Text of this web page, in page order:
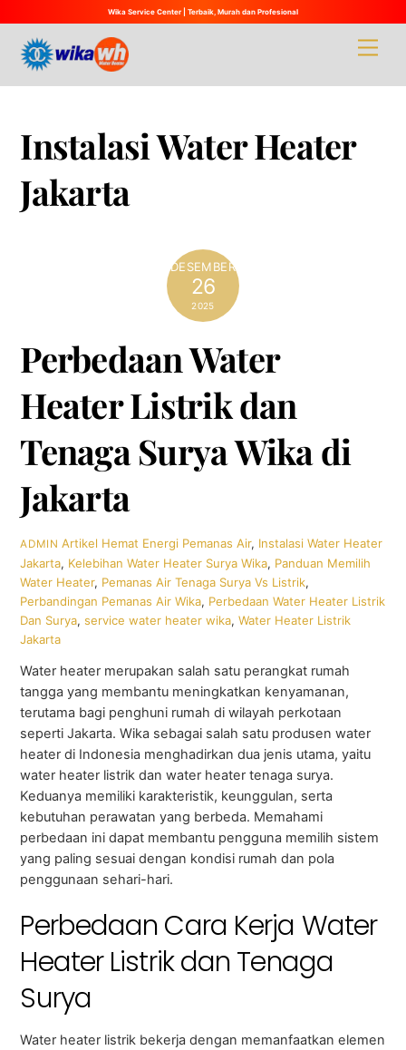
Wika Service Center | Terbaik, Murah dan Profesional
content
Instalasi Water Heater
Jakarta
DESEMBER
26
2025
Perbedaan Water
Heater Listrik dan
Tenaga Surya Wika di
Jakarta
ADMIN Artikel Hemat Energi Pemanas Air, Instalasi Water Heater
Jakarta, Kelebihan Water Heater Surya Wika, Panduan Memilih
Water Heater, Pemanas Air Tenaga Surya Vs Listrik,
Perbandingan Pemanas Air Wika, Perbedaan Water Heater Listrik
Dan Surya,service water heater wika,Water Heater Listrik
Jakarta
Water heater merupakan salah satu perangkat rumah
tangga yang membantu meningkatkan kenyamanan,
terutama bagi penghuni rumah di wilayah perkotaan
seperti Jakarta. Wika sebagai salah satu produsen water
heater di Indonesia menghadirkan dua jenis utama, yaitu
water heater listrik dan water heater tenaga surya.
Keduanya memiliki karakteristik, keunggulan, serta
kebutuhan perawatan yang berbeda. Memahami
perbedaan ini dapat membantu pengguna memilih sistem
yang paling sesuai dengan kondisi rumah dan pola
penggunaan sehari-hari.
Perbedaan Cara Kerja Water
Heater Listrik dan Tenaga
Surya
Water heater listrik bekerja dengan memanfaatkan elemen